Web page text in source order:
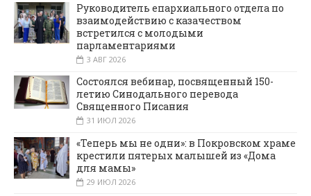
Руководитель епархиального отдела по
взаимодействию с казачеством
встретился с молодыми
парламентариями
3 АВГ 2026
Состоялся вебинар, посвященный 150-
летию Синодального перевода
Священного Писания
31 ИЮЛ 2026
«Теперь мы не одни»: в Покровском храме
крестили пятерых малышей из «Дома
для мамы»
29 ИЮЛ 2026